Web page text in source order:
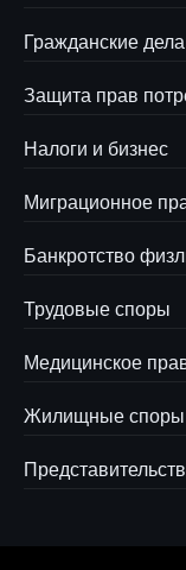
Гражданские дела
Защита прав
Налоги и бизнес
Миграционное
Банкротство
Трудовые споры
Медицинское
Жилищные споры